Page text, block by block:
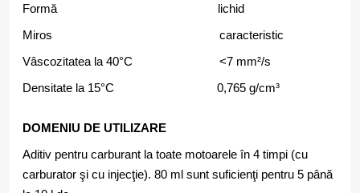
Formă lichid
Miros caracteristic
Vâscozitatea la 40°C <7 mm²/s
Densitate la 15°C 0,765 g/cm³
DOMENIU DE UTILIZARE
Aditiv pentru carburant la toate motoarele în 4 timpi (cu
carburator şi cu injecţie). 80 ml sunt suficienţi pentru 5 până